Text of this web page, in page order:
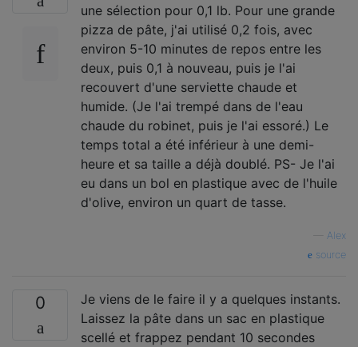
une sélection pour 0,1 lb. Pour une grande
pizza de pâte, j'ai utilisé 0,2 fois, avec
environ 5-10 minutes de repos entre les
deux, puis 0,1 à nouveau, puis je l'ai
recouvert d'une serviette chaude et
humide. (Je l'ai trempé dans de l'eau
chaude du robinet, puis je l'ai essoré.) Le
temps total a été inférieur à une demi-
heure et sa taille a déjà doublé. PS- Je l'ai
eu dans un bol en plastique avec de l'huile
d'olive, environ un quart de tasse.
Alex
source
0
Je viens de le faire il y a quelques instants.
Laissez la pâte dans un sac en plastique
scellé et frappez pendant 10 secondes